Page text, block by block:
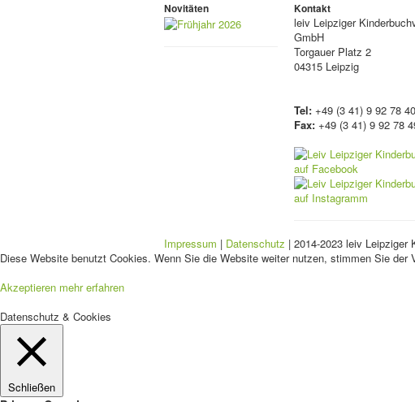
Novitäten Kontakt
leiv Leipziger
GmbH
Torgauer Platz 2
04315 Leipzig
Tel: +49 (3 41) 9 92 78 40
Fax: +49 (3 41) 9 92 78
Impressum | Datenschutz | 2014-2023 leiv Leipziger
Diese Website benutzt Cookies. Wenn Sie die Website weiter nutzen, stimmen Sie der
Akzeptieren mehr erfahren
Datenschutz & Cookies
Schließen